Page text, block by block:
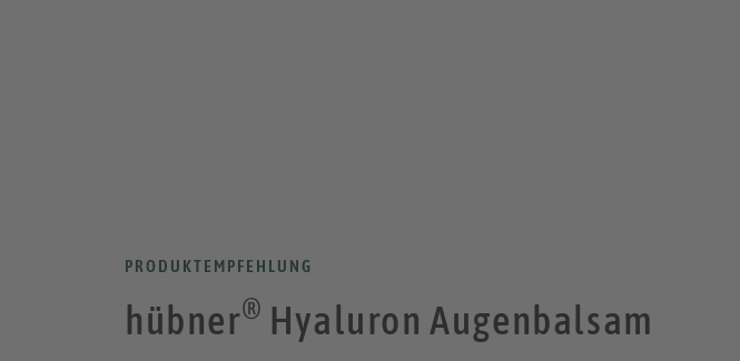
PRODUKTEMPFEHLUNG
hübner® Hyaluron Augenbalsam